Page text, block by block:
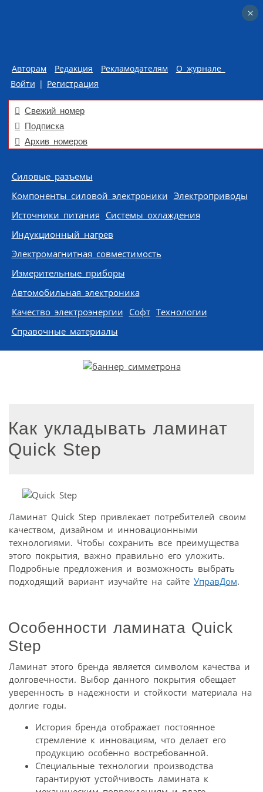
Авторам Редакция Рекламодателям
О журнале
Войти | Регистрация
Свежий номер
Подписка
Архив номеров
Skip to content
Силовые разъемы
Компоненты силовой электроники Электроприводы
Источники питания Системы охлаждения
Индукционный нагрев
Электромагнитная совместимость
Измерительные приборы
Автомобильная электроника
Качество электроэнергии Софт Технологии
Справочные материалы
Как укладывать ламинат
Quick Step
Ламинат Quick Step привлекает потребителей своим
качеством, дизайном и инновационными
технологиями. Чтобы сохранить все преимущества
этого покрытия, важно правильно его уложить.
Подробные предложения и возможность выбрать
подходящий вариант изучайте на сайте УправДом.
Особенности ламината Quick
Step
Ламинат этого бренда является символом качества и
долговечности. Выбор данного покрытия обещает
уверенность в надежности и стойкости материала на
долгие годы.
История бренда отображает постоянное
стремление к инновациям, что делает его
продукцию особенно востребованной.
Специальные технологии производства
гарантируют устойчивость ламината к
×
×